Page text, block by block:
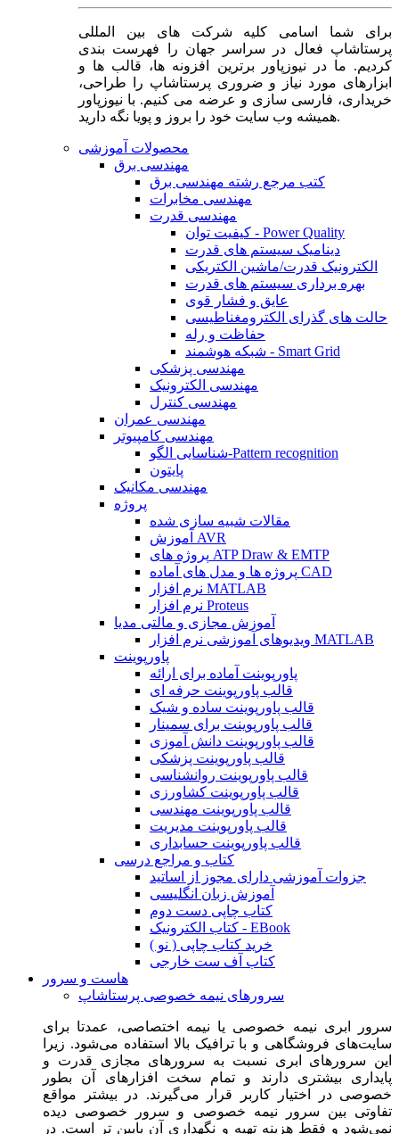
برای شما اسامی کلیه شرکت های بین المللی
پرستاشاپ فعال در سراسر جهان را فهرست بندی
کردیم. ما در نیوزپاور برترین افزونه ها، قالب ها و
ابزارهای مورد نیاز و ضروری پرستاشاپ را طراحی،
خریداری، فارسی سازی و عرضه می کنیم. با نیوزپاور
همیشه وب سایت خود را بروز و پویا نگه دارید.
محصولات آموزشی
مهندسی برق
کتب مرجع رشته مهندسی برق
مهندسی مخابرات
مهندسی قدرت
کیفیت توان - Power Quality
دینامیک سیستم های قدرت
الکترونیک قدرت/ماشین الکتریکی
بهره برداری سیستم های قدرت
عایق و فشار قوی
حالت های گذرای الکترومغناطیسی
حفاظت و رله
شبکه هوشمند - Smart Grid
مهندسی پزشکی
مهندسی الکترونیک
مهندسی کنترل
مهندسی عمران
مهندسی کامپیوتر
شناسایی الگو-Pattern recognition
پایتون
مهندسی مکانیک
پروژه
مقالات شبیه سازی شده
آموزش AVR
پروژه های ATP Draw & EMTP
پروژه ها و مدل های آماده CAD
نرم افزار MATLAB
نرم افزار Proteus
آموزش مجازی و مالتی مدیا
ویدیوهای آموزشی نرم افزار MATLAB
پاورپوینت
پاورپوینت آماده برای ارائه
قالب پاورپوینت حرفه ای
قالب پاورپوینت ساده و شیک
قالب پاورپوینت برای سمینار
قالب پاورپوینت دانش آموزی
قالب پاورپوینت پزشکی
قالب پاورپوینت روانشناسی
قالب پاورپوینت کشاورزی
قالب پاورپوینت مهندسی
قالب پاورپوینت مدیریت
قالب پاورپوینت حسابداری
کتاب و مراجع درسی
جزوات آموزشی دارای مجوز از اساتید
آموزش زبان انگلیسی
کتاب چاپی دست دوم
کتاب الکترونیک - EBook
خرید کتاب چاپی ( نو )
کتاب آف ست خارجی
هاست و سرور
سرورهای نیمه خصوصی پرستاشاپ
سرور ابری نیمه خصوصی یا نیمه اختصاصی، عمدتا برای
سایت‌های فروشگاهی و با ترافیک بالا استفاده می‌شود. زیرا
این سرورهای ابری نسبت به سرورهای مجازی قدرت و
پایداری بیشتری دارند و تمام سخت افزارهای آن بطور
خصوصی در اختیار کاربر قرار می‌گیرند. در بیشتر مواقع
تفاوتی بین سرور نیمه خصوصی و سرور خصوصی دیده
نمی‌شود و فقط هزینه تهیه و نگهداری آن پایین تر است. در